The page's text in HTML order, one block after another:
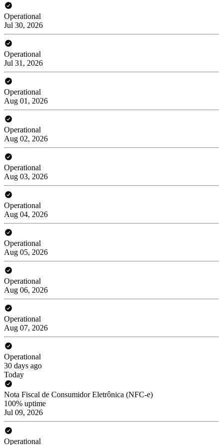
Operational
Jul 30, 2026
Operational
Jul 31, 2026
Operational
Aug 01, 2026
Operational
Aug 02, 2026
Operational
Aug 03, 2026
Operational
Aug 04, 2026
Operational
Aug 05, 2026
Operational
Aug 06, 2026
Operational
Aug 07, 2026
Operational
30 days ago
Today
Nota Fiscal de Consumidor Eletrônica (NFC-e)
100% uptime
Jul 09, 2026
Operational